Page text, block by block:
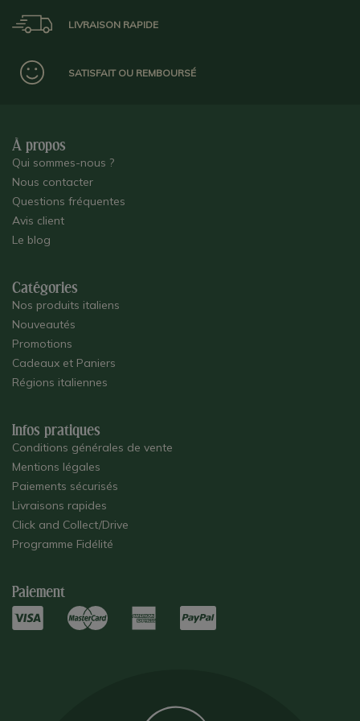
LIVRAISON RAPIDE
SATISFAIT OU REMBOURSÉ
À propos
Qui sommes-nous ?
Nous contacter
Questions fréquentes
Avis client
Le blog
Catégories
Nos produits italiens
Nouveautés
Promotions
Cadeaux et Paniers
Régions italiennes
Infos pratiques
Conditions générales de vente
Mentions légales
Paiements sécurisés
Livraisons rapides
Click and Collect/Drive
Programme Fidélité
Paiement